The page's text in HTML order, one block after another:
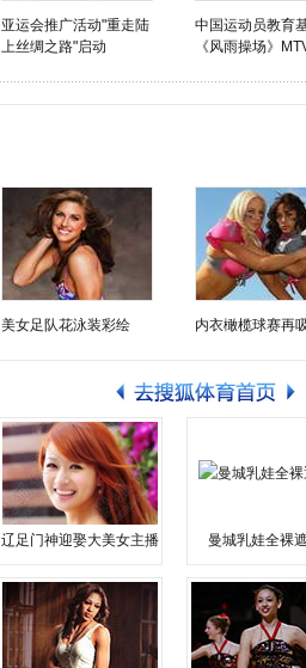
亚运会推广活动"重走陆
上丝绸之路"启动
中国运动员教育
《风雨操场》
美女足队花泳装彩绘 内衣橄榄球赛再
辽足门神迎娶大美女主播 曼城乳娃全裸